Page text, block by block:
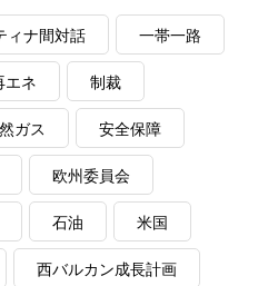
ィナ間対話 一帯一路
エネ 制裁
ガス 安全保障
欧州委員会
石油 米国
西バルカン成長計画